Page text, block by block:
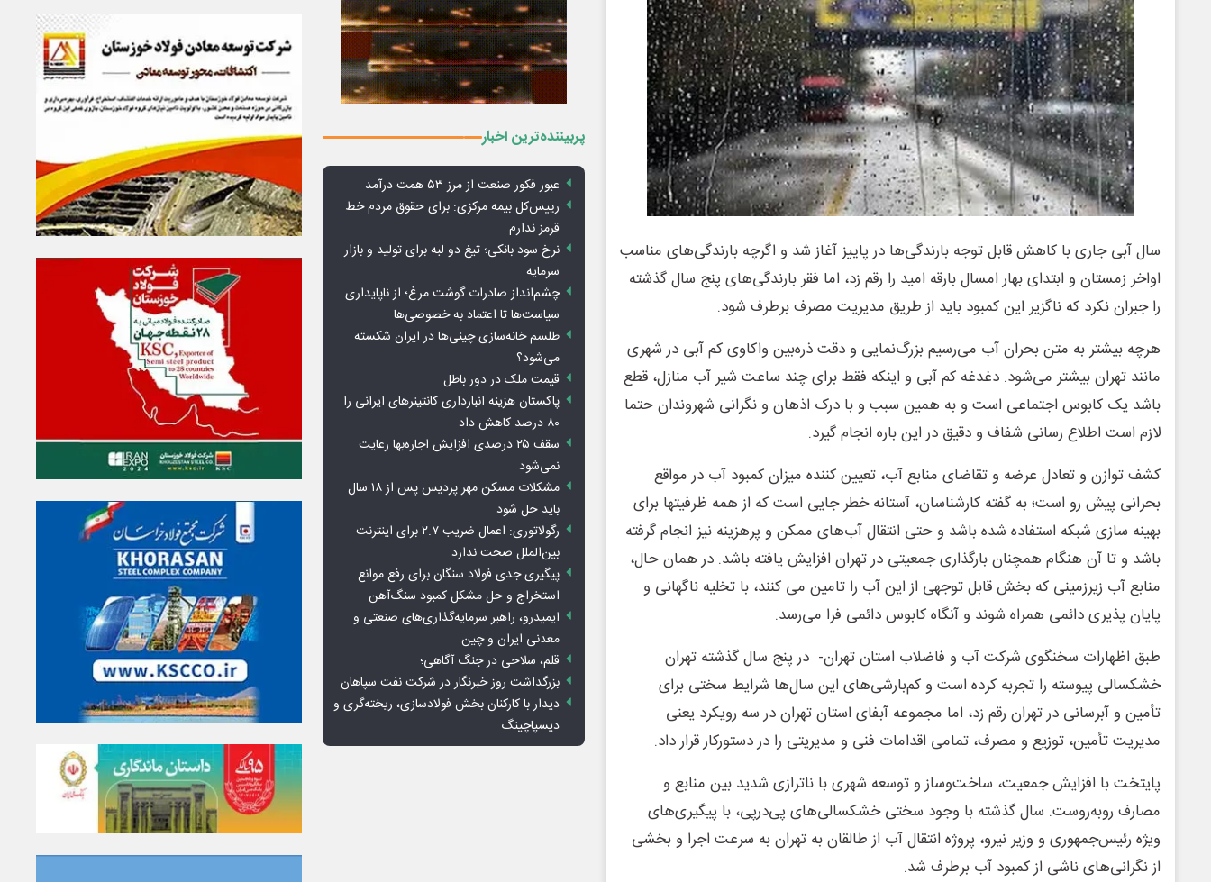
سال آبی جاری با کاهش قابل توجه بارندگی‌ها در پاییز آغاز شد و اگرچه بارندگی‌های مناسب
اواخر زمستان و ابتدای بهار امسال بارقه امید را رقم زد، اما فقر بارندگی‌های پنج سال گذشته
را جبران نکرد که ناگزیر این کمبود باید از طریق مدیریت مصرف برطرف ‌شود.
هرچه بیشتر به متن بحران آب می‌رسیم بزرگ‌نمایی و دقت ذره‌بین واکاوی کم آبی در شهری
مانند تهران بیشتر می‌شود. دغدغه کم آبی و اینکه فقط برای چند ساعت شیر آب منازل، قطع
باشد یک کابوس اجتماعی است و به همین سبب و با درک اذهان و نگرانی شهروندان حتما
لازم است اطلاع رسانی شفاف و دقیق در این باره انجام گیرد.
کشف توازن و تعادل عرضه و تقاضای منابع آب، تعیین کننده میزان کمبود آب در مواقع
بحرانی پیش رو است؛ به گفته کارشناسان، آستانه خطر جایی است که از همه ظرفیتها برای
بهینه سازی شبکه استفاده شده باشد و حتی انتقال آب‌های ممکن و پرهزینه نیز انجام گرفته
باشد و تا آن هنگام همچنان بارگذاری جمعیتی در تهران افزایش یافته باشد. در همان حال،
منابع آب زیرزمینی که بخش قابل توجهی از این آب را تامین می کنند، با تخلیه ناگهانی و
پایان پذیری دائمی همراه شوند و آنگاه کابوس دائمی فرا می‌رسد.
طبق اظهارات سخنگوی شرکت آب و فاضلاب استان تهران- در پنج سال گذشته تهران
خشکسالی پیوسته را تجربه کرده است و کم‌بارشی‌های این سال‌ها شرایط سختی برای
تأمین و آبرسانی در تهران رقم زد، اما مجموعه آبفای استان تهران در سه رویکرد یعنی
مدیریت تأمین، توزیع و مصرف، تمامی اقدامات فنی و مدیریتی را در دستورکار قرار داد.
پایتخت با افزایش جمعیت، ساخت‌وساز و توسعه شهری با ناترازی شدید بین منابع و
مصارف روبه‌روست. سال گذشته با وجود سختی خشکسالی‌های پی‌درپی، با پیگیری‌های
ویژه رئیس‌جمهوری و وزیر نیرو، پروژه انتقال آب از طالقان به تهران به سرعت اجرا و بخشی
از نگرانی‌های ناشی از کمبود آب برطرف شد.
پربیننده‌ترین اخبار
عبور فکور صنعت از مرز ۵۳ همت درآمد
رییس‌کل بیمه مرکزی: برای حقوق مردم خط
قرمز ندارم
نرخ سود بانکی؛ تیغ دو لبه برای تولید و بازار
سرمایه
چشم‌انداز صادرات گوشت مرغ؛ از ناپایداری
سیاست‌ها تا اعتماد به خصوصی‌ها
طلسم خانه‌سازی چینی‌ها در ایران شکسته
می‌شود؟
قیمت ملک در دور باطل
پاکستان هزینه انبارداری کانتینرهای ایرانی را
۸۰ درصد کاهش داد
سقف ۲۵ درصدی افزایش اجاره‌بها رعایت
نمی‌شود
مشکلات مسکن مهر پردیس پس از ۱۸ سال
باید حل شود
رگولاتوری: اعمال ضریب ۲.۷ برای اینترنت
بین‌الملل صحت ندارد
پیگیری جدی فولاد سنگان برای رفع موانع
استخراج و حل مشکل کمبود سنگ‌آهن
ایمیدرو، راهبر سرمایه‌گذاری‌های صنعتی و
معدنی ایران و چین
قلم، سلاحی در جنگ آگاهی؛
بزرگداشت روز خبرنگار در شرکت نفت سپاهان
دیدار با کارکنان بخش فولادسازی، ریخته‌گری و
دیسپاچینگ